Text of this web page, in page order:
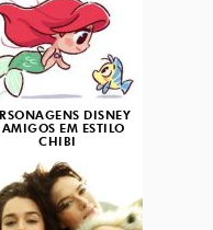
DISNEY
AMIGOS EM ESTILO
CHIBI